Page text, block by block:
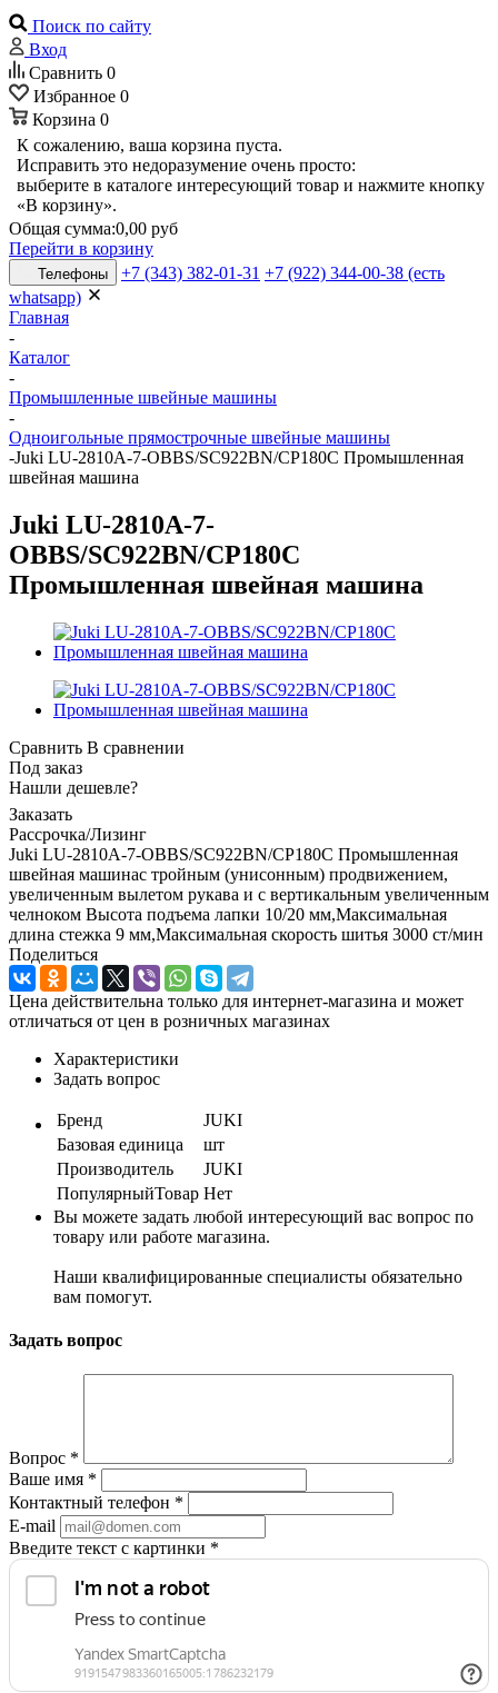
Поиск по сайту
Вход
Сравнить 0
Избранное 0
Корзина 0
К сожалению, ваша корзина пуста.
Исправить это недоразумение очень просто:
выберите в каталоге интересующий товар и нажмите кнопку
«В корзину».
Общая сумма:0,00 руб
Перейти в корзину
Телефоны +7 (343) 382-01-31 +7 (922) 344-00-38 (есть
whatsapp)
Главная
-
Каталог
-
Промышленные швейные машины
-
Одноигольные прямострочные швейные машины
-Juki LU-2810A-7-OBBS/SC922BN/CP180C Промышленная
швейная машина
Juki LU-2810A-7-
OBBS/SC922BN/CP180C
Промышленная швейная машина
Сравнить В сравнении
Под заказ
Нашли дешевле?
Заказать
Рассрочка/Лизинг
Juki LU-2810A-7-OBBS/SC922BN/CP180C Промышленная
швейная машинас тройным (унисонным) продвижением,
увеличенным вылетом рукава и с вертикальным увеличенным
челноком Высота подъема лапки 10/20 мм,Максимальная
длина стежка 9 мм,Максимальная скорость шитья 3000 ст/мин
Поделиться
Цена действительна только для интернет-магазина и может
отличаться от цен в розничных магазинах
Характеристики
Задать вопрос
Бренд
JUKI
Базовая единица
шт
Производитель
JUKI
ПопулярныйТовар Нет
Вы можете задать любой интересующий вас вопрос по
товару или работе магазина.
Наши квалифицированные специалисты обязательно
вам помогут.
Задать вопрос
Вопрос *
Ваше имя *
Контактный телефон *
E-mail
Введите текст с картинки *